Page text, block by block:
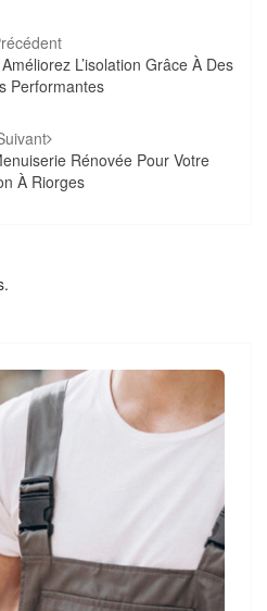
L’isolation Grâce À Des
Performantes
Rénovée Pour Votre
À Riorges